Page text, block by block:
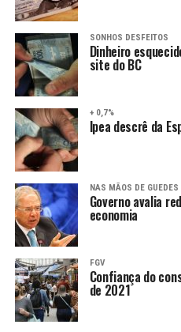
SONHOS DESFEITOS
Dinheiro
site do BC
+ 0,7%
Ipea descrê da
NAS MÃOS DE GUEDES
Governo avalia
economia
FGV
Confiança do
de 2021